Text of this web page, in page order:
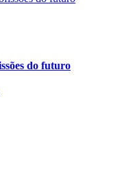
do futuro